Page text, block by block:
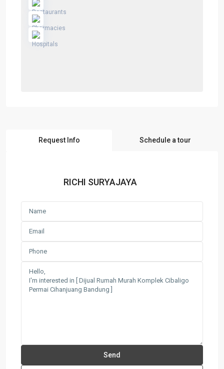
Request Info Schedule a tour
RICHI SURYAJAYA